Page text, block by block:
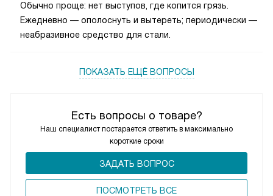
Есть вопросы о товаре?
Наш специалист постарается ответить в максимально
короткие сроки
ЗАДАТЬ ВОПРОС
ПОCМОТРЕТЬ ВСЕ
Обычно проще: нет выступов, где копится грязь.
Ежедневно — ополоснуть и вытереть; периодически —
неабразивное средство для стали.
ПОКАЗАТЬ ЕЩЁ ВОПРОСЫ